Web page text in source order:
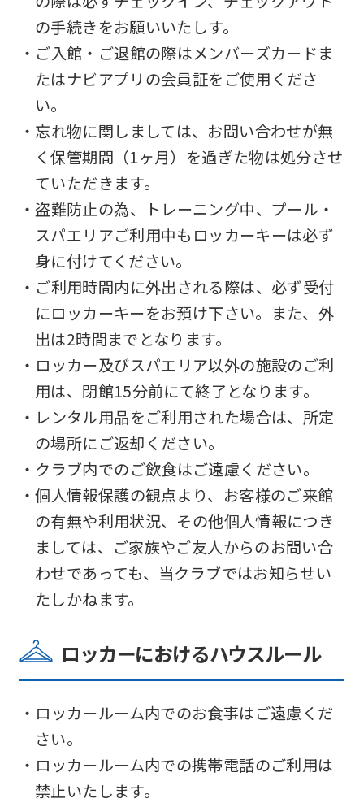
の手続きをお願いいたしす。
・ご入館・ご退館の際はメンバーズカードま
たはナビアプリの会員証をご使用くださ
い。
・忘れ物に関しましては、お問い合わせが無
く保管期間（1ヶ月）を過ぎた物は処分させ
ていただきます。
・盗難防止の為、トレーニング中、プール・
スパエリアご利用中もロッカーキーは必ず
身に付けてください。
・ご利用時間内に外出される際は、必ず受付
にロッカーキーをお預け下さい。また、外
出は2時間までとなります。
・ロッカー及びスパエリア以外の施設のご利
用は、閉館15分前にて終了となります。
・レンタル用品をご利用された場合は、所定
の場所にご返却ください。
・クラブ内でのご飲食はご遠慮ください。
・個人情報保護の観点より、お客様のご来館
の有無や利用状況、その他個人情報につき
ましては、ご家族やご友人からのお問い合
わせであっても、当クラブではお知らせい
たしかねます。
ロッカーにおけるハウスルール
・ロッカールーム内でのお食事はご遠慮くだ
さい。
・ロッカールーム内での携帯電話のご利用は
禁止いたします。
foreigners
Sports
website